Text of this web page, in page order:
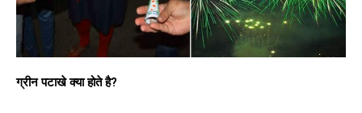
ग्रीन पटाखे क्या होते है?